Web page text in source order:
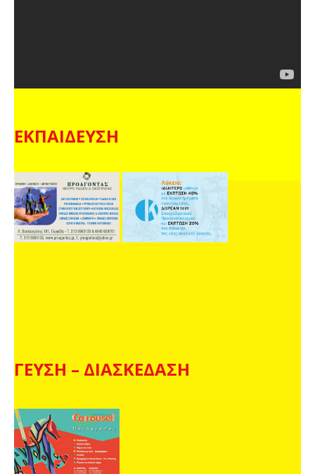
ΕΚΠΑΙΔΕΥΣΗ
ΓΕΥΣΗ – ΔΙΑΣΚΕΔΑΣΗ